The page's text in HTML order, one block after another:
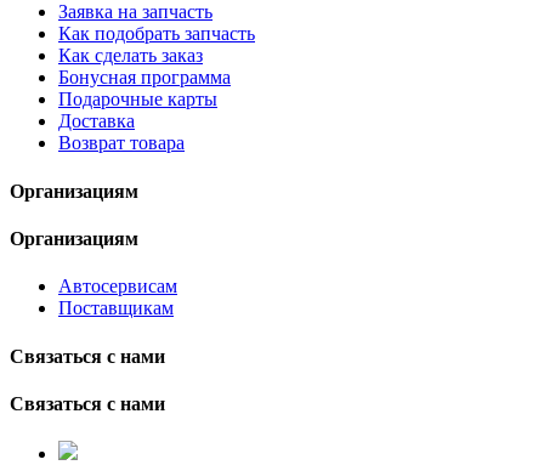
Заявка на запчасть
Как подобрать запчасть
Как сделать заказ
Бонусная программа
Подарочные карты
Доставка
Возврат товара
Организациям
Организациям
Автосервисам
Поставщикам
Связаться с нами
Связаться с нами